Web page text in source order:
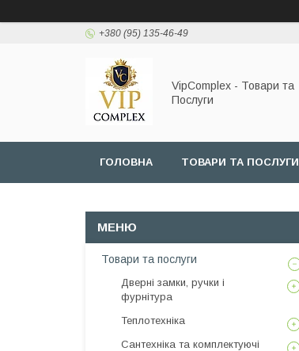
+380 (95) 135-46-49
VipComplex - Товари та
Послуги
ГОЛОВНА ТОВАРИ ТА ПОСЛУГИ
Товари та послуги
Дверні замки, ручки і
фурнітура
Теплотехніка
Сантехніка та комплектуючі